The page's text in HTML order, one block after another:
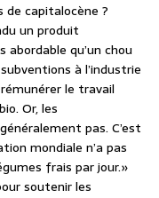
capitalocène ?
un produit
qu’un chou
à l’industrie
le travail
Or, les
pas. C’est
mondiale n’a pas
frais par jour.»
soutenir les